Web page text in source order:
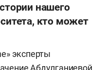
нашего
кто может
эксперты
Абдулганиевой